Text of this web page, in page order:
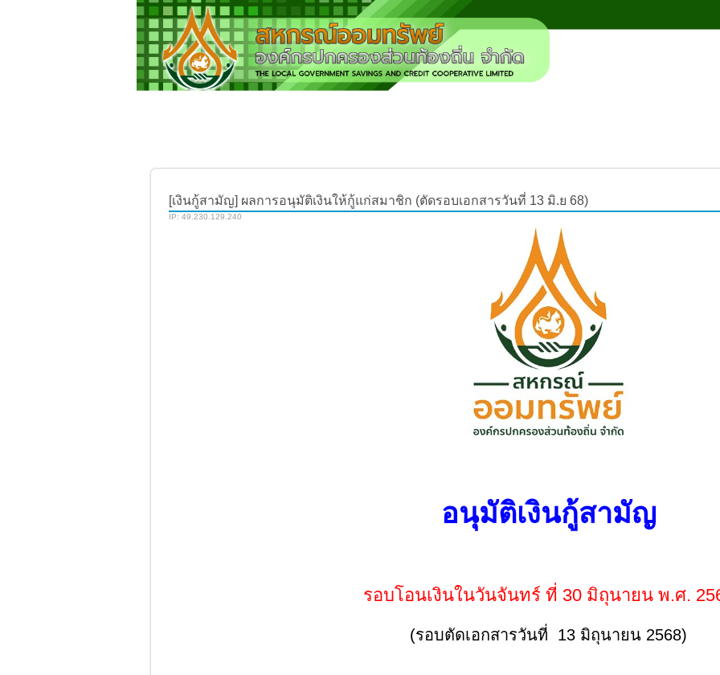
[เงินกู้สามัญ] ผลการอนุมัติเงินให้กู้แก่สมาชิก (ตัดรอบเอกสารวันที่ 13 มิ.ย 68)
IP: 49.230.129.240
อนุมัติเงินกู้สามัญ
รอบโอนเงินในวันจันทร์ ที่ 30 มิถุนายน พ.ศ.
(รอบตัดเอกสารวันที่ 13 มิถุนายน 2568)